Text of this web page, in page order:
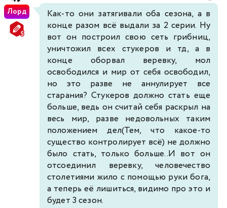
Лорд
Как-то они затягивали оба сезона, а в
конце разом всё выдали за 2 серии. Ну
вот он построил свою сеть грибниц,
уничтожил всех стукеров и тд, а в
конце оборвал веревку, мол
освободился и мир от себя освободил,
но это разве не аннулирует все
старания? Стукеров должно стать еще
больше, ведь он считай себя раскрыл на
весь мир, разве недовольных таким
положением дел(Тем, что какое-то
существо контролирует всё) не должно
было стать, только больше..И вот он
отсоединил веревку, человечество
столетиями жило с помощью руки бога,
а теперь её лишиться, видимо про это и
будет 3 сезон.